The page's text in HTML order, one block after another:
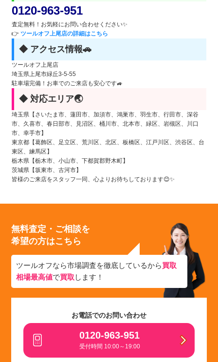
0120-963-951
査定無料！お気軽にお問い合わせください✨
👉 ツールオフ上尾店の詳細はこちら
◆ アクセス情報🚗
ツールオフ上尾店
埼玉県上尾市緑丘3-5-55
駐車場完備！お車でのご来店も安心です🚙
◆ 対応エリア🌏
埼玉県【さいたま市、蓮田市、加須市、鴻巣市、羽生市、行田市、深谷
市、久喜市、春日部市、見沼区、桶川市、北本市、緑区、岩槻区、川口
市、幸手市】
東京都【葛飾区、足立区、荒川区、北区、板橋区、江戸川区、渋谷区、台
東区、練馬区】
栃木県【栃木市、小山市、下都賀郡野木町】
茨城県【坂東市、古河市】
皆様のご来店をスタッフ一同、心よりお待ちしております😊✨
無料査定・ご相談を
希望の方はこちら
ツールオフなら市場調査を徹底しているから買取
相場最高値で買取 します！
お電話でのお問い合わせ
0120-963-951
受付時間 10:00～19:00